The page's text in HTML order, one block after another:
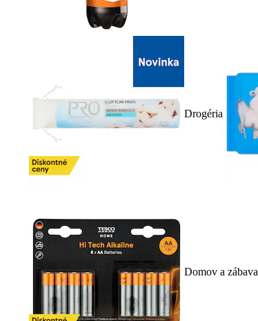
Drogéria
Domov a zábava